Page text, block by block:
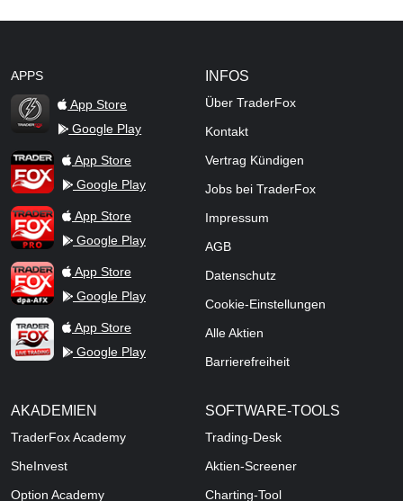
APPS
TraderFox Flash
App Store
Google Play
TraderFox AppApp Store
Google Play
TraderFox ProApp Store
Google Play
TraderFox dpa-AFX ProFeed
App Store
Google Play
TraderFox Live Trading
App Store
Google Play
INFOS
Über TraderFox
Kontakt
Vertrag Kündigen
Jobs bei TraderFox
Impressum
AGB
Datenschutz
Cookie-Einstellungen
Alle Aktien
Barrierefreiheit
AKADEMIEN
TraderFox Academy
SheInvest
Option Academy
SOFTWARE-TOOLS
Trading-Desk
Aktien-Screener
Charting-Tool